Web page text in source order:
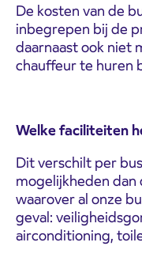
De kosten van de
inbegrepen bij de
daarnaast ook niet
chauffeur te huren
Welke faciliteiten
Dit verschilt per
mogelijkheden dan
waarover al onze
geval:
airconditioning,